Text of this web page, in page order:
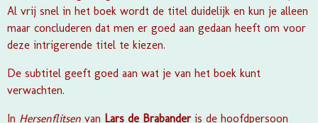
Al vrij snel in het boek wordt de titel duidelijk en kun je alleen
maar concluderen dat men er goed aan gedaan heeft om voor
deze intrigerende titel te kiezen.
De subtitel geeft goed aan wat je van het boek kunt
verwachten.
In Hersenflitsen van Lars de Brabander is de hoofdpersoon